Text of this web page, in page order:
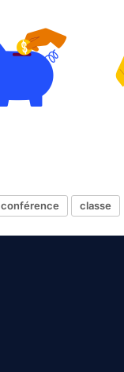
conférence classe